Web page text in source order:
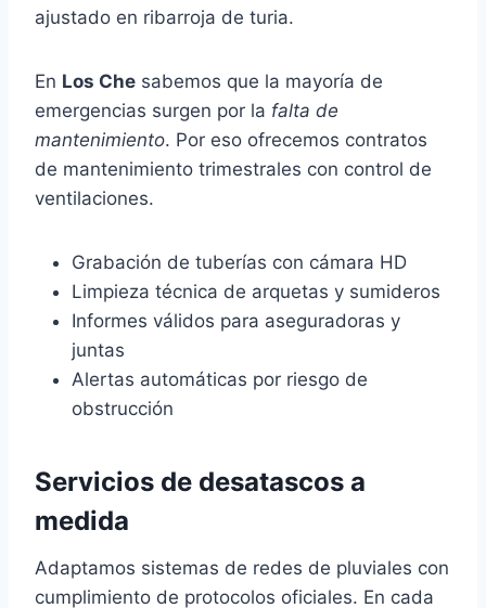
ajustado en ribarroja de turia.
En Los Che sabemos que la mayoría de
emergencias surgen por la falta de
mantenimiento. Por eso ofrecemos contratos
de mantenimiento trimestrales con control de
ventilaciones.
Grabación de tuberías con cámara HD
Limpieza técnica de arquetas y sumideros
Informes válidos para aseguradoras y
juntas
Alertas automáticas por riesgo de
obstrucción
Servicios de desatascos a
medida
Adaptamos sistemas de redes de pluviales con
cumplimiento de protocolos oficiales. En cada